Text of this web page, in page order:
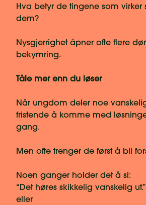
Hva betyr de tingene som virker
dem?
Nysgjerrighet åpner ofte flere
bekymring.
Tåle mer enn du løser
Når ungdom deler noe
fristende å komme med
gang.
Men ofte trenger de først å bli
Noen ganger holder det å si:
“Det høres skikkelig vanskelig ut.”
eller